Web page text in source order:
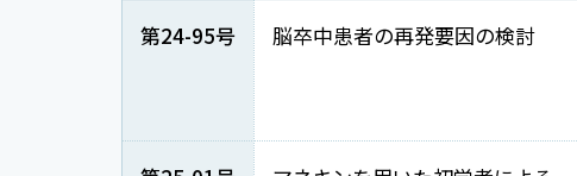
第24-95号 脳卒中患者の再発要因の検討